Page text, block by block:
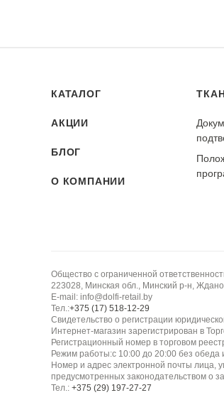
КАТАЛОГ
АКЦИИ
БЛОГ
О КОМПАНИИ
Общество с ограниченной
223028, Минская обл., Минский р-н,
E-mail: info@dolfi-retail.by
Тел.:+375 (17) 518-12-29
Свидетельство о регистрации
Интернет-магазин зарегистрирован в
Регистрационный номер в торговом
Режим работы:с 10:00 до 20:00 без обеда
Номер и адрес электронной почты лица,
предусмотренных законодательством о
Тел.: +375 (29) 197-27-27